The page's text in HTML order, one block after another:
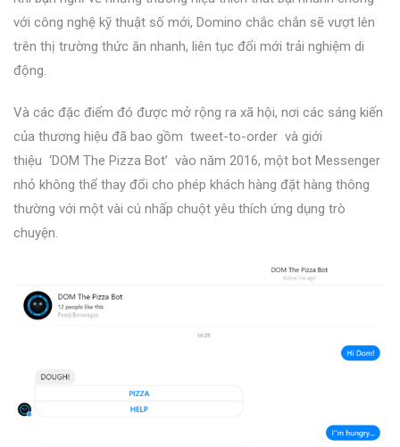
với công nghệ kỹ thuật số mới, Domino chắc chắn sẽ vượt lên
trên thị trường thức ăn nhanh, liên tục đổi mới trải nghiệm di
động.
Và các đặc điểm đó được mở rộng ra xã hội, nơi các sáng kiến ​​
của thương hiệu đã bao gồm tweet-to-order và giới
thiệu ‘DOM The Pizza Bot’ vào năm 2016, một bot Messenger
nhỏ không thể thay đổi cho phép khách hàng đặt hàng thông
thường với một vài cú nhấp chuột yêu thích ứng dụng trò
chuyện.